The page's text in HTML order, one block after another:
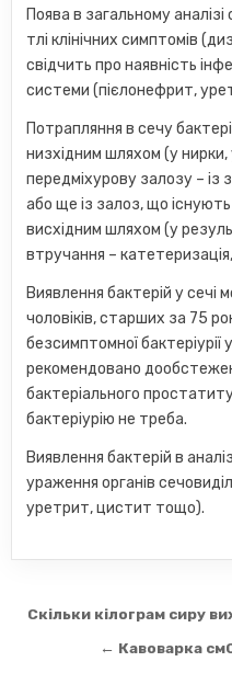
Поява в загальному аналізі
тлі клінічних симптомів
свідчить про наявність
системи (пієлонефрит,
Потрапляння в сечу
низхідним шляхом (у нирки,
передміхурову залозу –
або ще із залоз, що
висхідним шляхом (у
втручання –
Виявлення бактерій у сечі
чоловіків, старших за 75
безсимптомної бактеріурії
рекомендовано
бактеріального
бактеріурію не треба.
Виявлення бактерій в
ураження органів
уретрит, цистит тощо).
Навігація
записів
Скільки кілограм сиру
← Кавоварка